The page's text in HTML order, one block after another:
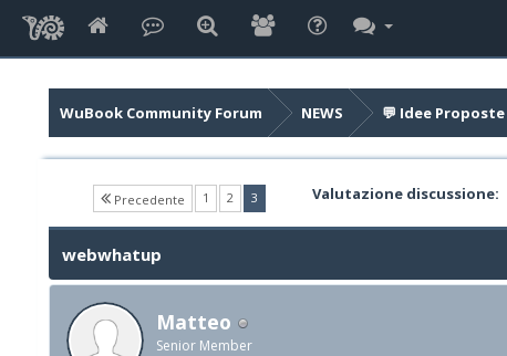
WuBook Community Forum NEWS 💬 Idee
Precedente 1 2 3(current) Valutazione discussione:
webwhatup
Matteo
Senior Member